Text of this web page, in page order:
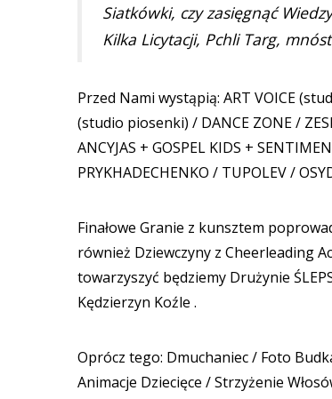
Siatkówki, czy zasięgnąć
Kilka Licytacji, Pchli Targ,
Przed Nami wystąpią: ART VOICE
(studio piosenki) / DANCE ZONE /
ANCYJAS + GOSPEL KIDS +
PRYKHADECHENKO / TUPOLEV /
Finałowe Granie z kunsztem
również Dziewczyny z Cheerleading
towarzyszyć będziemy Drużynie
Kędzierzyn Koźle .
Oprócz tego: Dmuchaniec / Foto
Animacje Dziecięce / Strzyżenie